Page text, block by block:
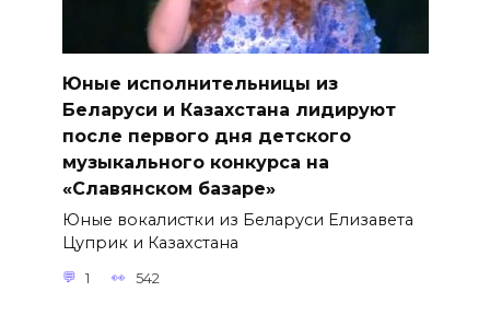
Юные исполнительницы из
Беларуси и Казахстана лидируют
после первого дня детского
музыкального конкурса на
«Славянском базаре»
Юные вокалистки из Беларуси Елизавета
Цуприк и Казахстана
1 542